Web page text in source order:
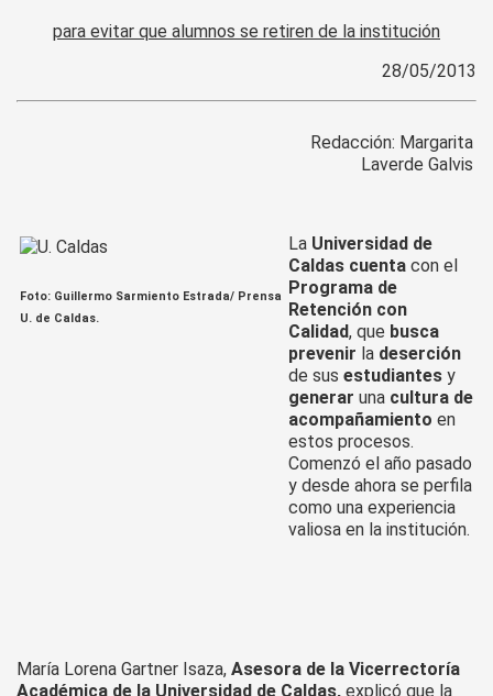
busca
estudiantil,
para evitar que alumnos se retiren de la institución
28/05/2013
Foto: Guillermo Sarmiento Estrada/ Prensa
U. de Caldas.
Redacción: Margarita
Laverde Galvis
La Universidad de
Caldas cuenta con el
Programa de
Retención con
Calidad, que busca
prevenir la deserción
de sus estudiantes y
generar una cultura de
acompañamiento en
estos procesos.
Comenzó el año pasado
y desde ahora se perfila
como una experiencia
valiosa en la institución.
María Lorena Gartner Isaza, Asesora de la Vicerrectoría
Académica de la Universidad de Caldas, explicó que la